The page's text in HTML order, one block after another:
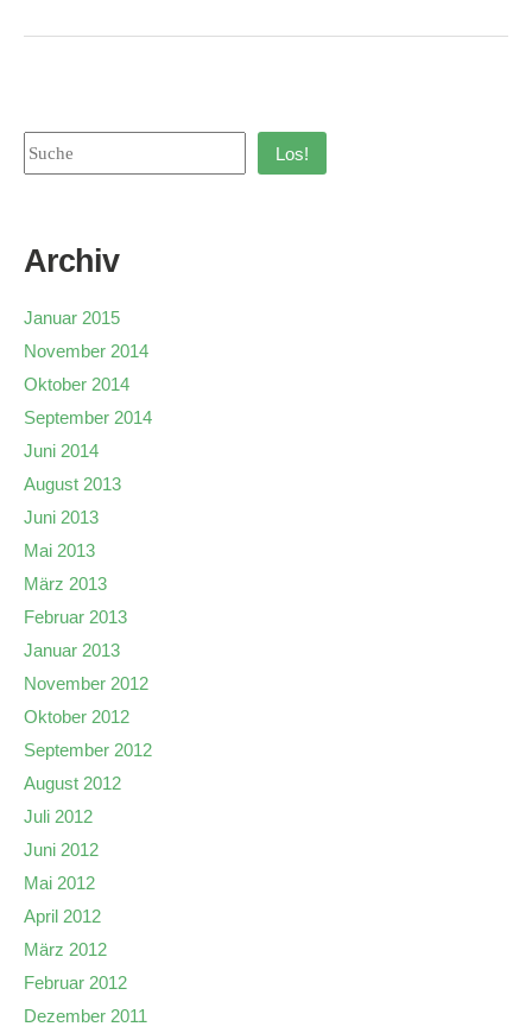
Los!
Archiv
Januar 2015
November 2014
Oktober 2014
September 2014
Juni 2014
August 2013
Juni 2013
Mai 2013
März 2013
Februar 2013
Januar 2013
November 2012
Oktober 2012
September 2012
August 2012
Juli 2012
Juni 2012
Mai 2012
April 2012
März 2012
Februar 2012
Dezember 2011